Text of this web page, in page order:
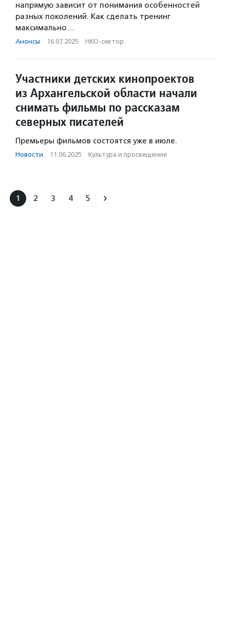
напрямую зависит от понимания особенностей
разных поколений. Как сделать тренинг
максимально…
Анонсы · 16.07.2025 · НКО-сектор
Участники детских кинопроектов
из Архангельской области начали
снимать фильмы по рассказам
северных писателей
Премьеры фильмов состоятся уже в июле.
Новости · 11.06.2025 · Культура и просвещение
1 2 3 4 5